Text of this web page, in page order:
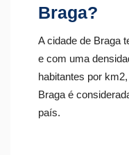
Braga?
A cidade de Braga
e com uma
habitantes por km2
Braga é
país.